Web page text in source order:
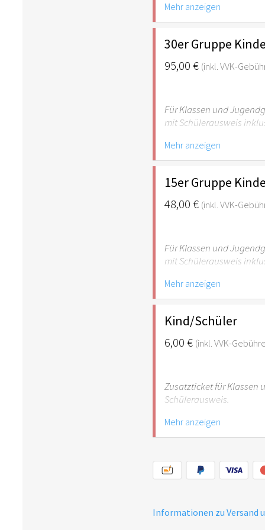
empfehlenswert.
Mehr anzeigen
30er Gruppe
95,00 € (inkl. VVK-
Für Klassen und
mit Schülerausweis
Hinweis: Für Kinder
empfehlenswert.
Mehr anzeigen
15er Gruppe
48,00 € (inkl. VVK-
Für Klassen und
mit Schülerausweis
Hinweis: Für Kinder
empfehlenswert.
Mehr anzeigen
Kind/Schüler
6,00 € (inkl. VVK-
Zusatzticket für Klassen
Schülerausweis.
Hinweis: Für Kinder
empfehlenswert.
Mehr anzeigen
Informationen zu Versand